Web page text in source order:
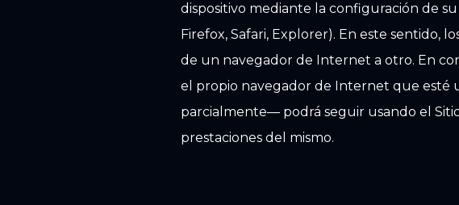
dispositivo mediante la configuración de
Firefox, Safari, Explorer). En este sentido,
de un navegador de Internet a otro. En
el propio navegador de Internet que esté
parcialmente— podrá seguir usando el
prestaciones del mismo.